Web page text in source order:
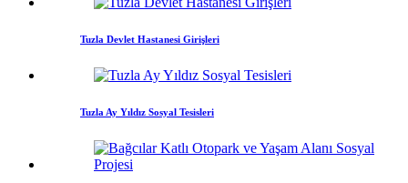
Tuzla Devlet Hastanesi Girişleri
Tuzla Ay Yıldız Sosyal Tesisleri